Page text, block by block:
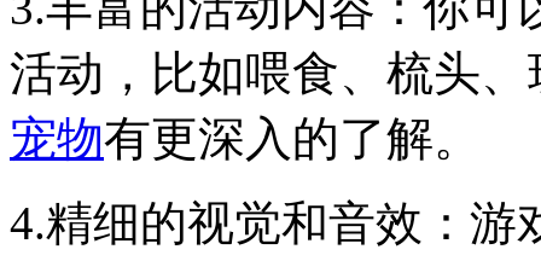
活动，比如喂食、梳头
宠物有更深入的了解。
4.精细的视觉和音效：游